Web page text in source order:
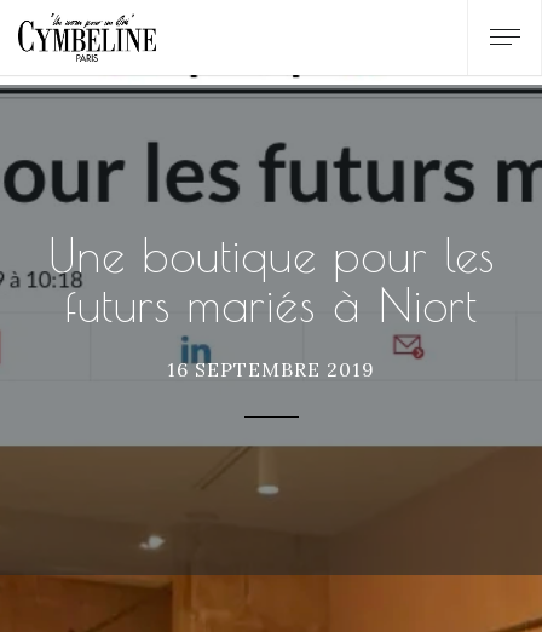
Une boutique pour les
futurs mariés à Niort
16 SEPTEMBRE 2019